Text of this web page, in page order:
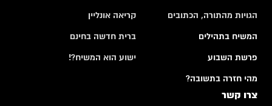
הגויות מהתורה, הכתובים
המשיח בתהילים
פרשת השבוע
מהי חזרה בתשובה?
קריאה אונליין
ברית חדשה בחינם
ישוע הוא המשיח?!
צרו קשר